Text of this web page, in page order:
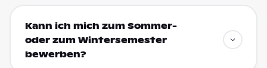
Kann ich mich zum Sommer-
oder zum Wintersemester
bewerben?